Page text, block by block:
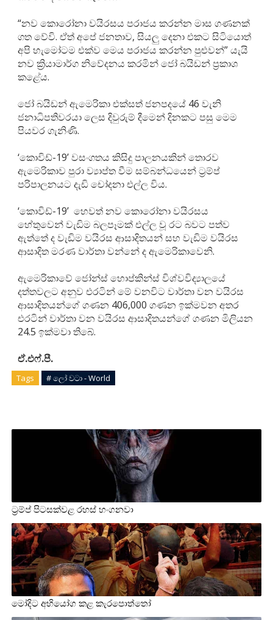
“නව කොරෝනා වයිරසය පරාජය කරන්න මාස ගණනක්
ගත වේවි. ඒත් අපේ ජනතාව, සියලු දෙනා එකට සිටියොත්
අපි හැමෝටම එක්ව මෙය පරාජය කරන්න පුළුවන්” යැයි
නව ක්‍රියාමාර්ග නිවේදනය කරමින් ජෝ බයිඩන් ප්‍රකාශ
කළේය.
ජෝ බයිඩන් ඇමෙරිකා එක්සත් ජනපදයේ 46 වැනි
ජනාධිපතිවරයා ලෙස දිවුරුම් දීමෙන් දිනකට පසු මෙම
පියවර ගැනිණි.
‘කොවිඩ්-19’ වසංගතය කිසිදු පාලනයකින් තොරව
ඇමෙරිකාව පුරා ව්‍යාප්ත වීම සම්බන්ධයෙන් ට්‍රම්ප්
පරිපාලනයට දැඩි චෝදනා එල්ල විය.
‘කොවිඩ්-19’ හෙවත් නව කොරෝනා වයිරසය
හේතුවෙන් වැඩිම බලපෑමක් එල්ල වූ රට බවට පත්ව
ඇත්තේ ද වැඩිම වයිරස ආසාදිතයන් සහ වැඩිම වයිරස
ආසාදිත මරණ වාර්තා වන්නේ ද ඇමෙරිකාවෙනි.
ඇමෙරිකාවේ ජෝන්ස් හොප්කින්ස් විශ්වවිද්‍යාලයේ
දත්තවලට අනුව එරටින් මේ වනවිට වාර්තා වන වයිරස
ආසාදිතයන්ගේ ගණන 406,000 ගණන ඉක්මවන අතර
එරටින් වාර්තා වන වයිරස ආසාදිතයන්ගේ ගණන මිලියන
24.5 ඉක්මවා තිබේ.
ඒ.එෆ්.පී.
Tags # ලෝ වටා - World
ට්‍රම්ප් පිටසක්වළ රහස් හංගනවා
මෝදිට අභියෝග කළ කැරපොත්තෝ